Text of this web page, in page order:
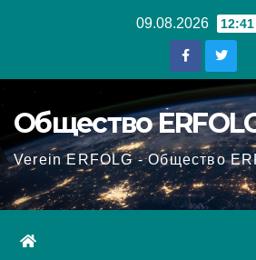
09.08.2026 12:41
Общество
Verein ERFOLG - Общество